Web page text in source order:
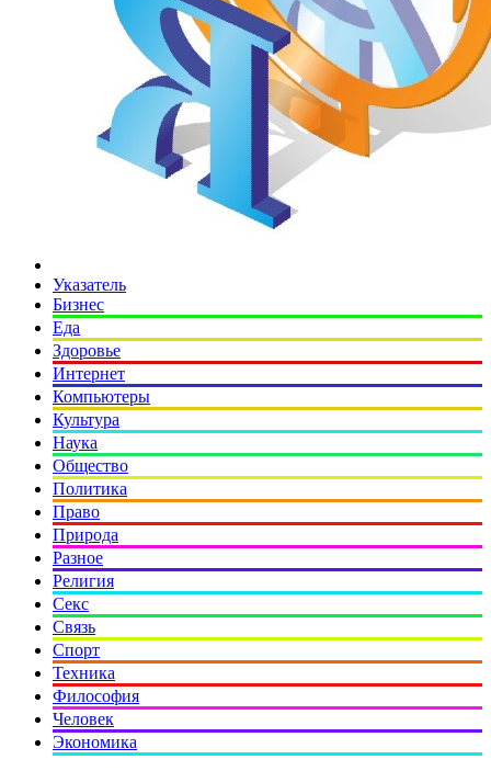
Указатель
Бизнес
Еда
Здоровье
Интернет
Компьютеры
Культура
Наука
Общество
Политика
Право
Природа
Разное
Религия
Секс
Связь
Спорт
Техника
Философия
Человек
Экономика